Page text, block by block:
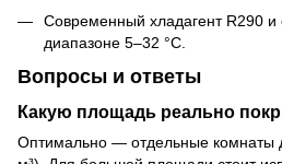
Современный хладагент R290 и
диапазоне 5–32 °C.
Вопросы и ответы
Какую площадь реально
Оптимально — отдельные комнаты